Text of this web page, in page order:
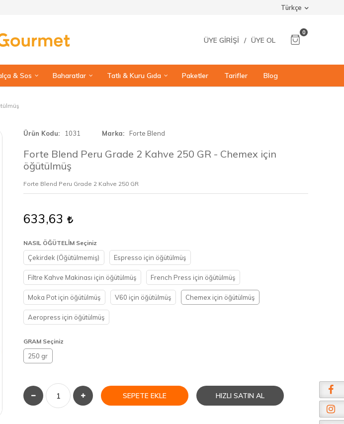
Türkçe
ÜYE GIRIŞI / ÜYE OL
0
& Sos Baharatlar Tatlı & Kuru Gıda Paketler Tarifler Blog
Ürün Kodu 1031 Marka Forte Blend
Forte Blend Peru Grade 2 Kahve 250 GR - Chemex için
öğütülmüş
Forte Blend Peru Grade 2 Kahve 250 GR
633,63
NASIL ÖĞÜTELİM Seçiniz
Çekirdek (Öğütülmemiş) Espresso için öğütülmüş
Filtre Kahve Makinası için öğütülmüş French Press için öğütülmüş
Moka Pot için öğütülmüş V60 için öğütülmüş Chemex için öğütülmüş
Aeropress için öğütülmüş
GRAM Seçiniz
250 gr
SEPETE EKLE HIZLI SATIN AL